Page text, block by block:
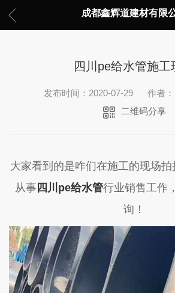
成都鑫辉道建材有限
四川pe给水管施工
发布时间：2020-07-29 作者：
二维码分享
大家看到的是咋们在施工的现场
从事四川pe给水管行业销售工作
询！